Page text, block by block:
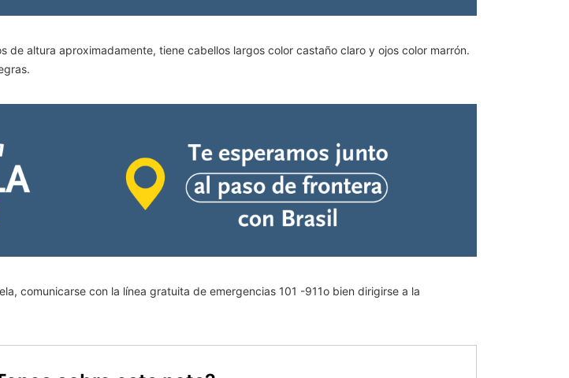
altura aproximadamente, tiene cabellos largos color castaño claro y ojos color marrón.
comunicarse con la línea gratuita de emergencias 101 -911o bien dirigirse a la